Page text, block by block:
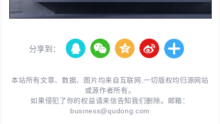
分享到：
本站所有文章、数据、图片均来自互联网,一切版权均归源网站
或源作者所有。
如果侵犯了你的权益请来信告知我们删除。邮箱：
business@qudong.com